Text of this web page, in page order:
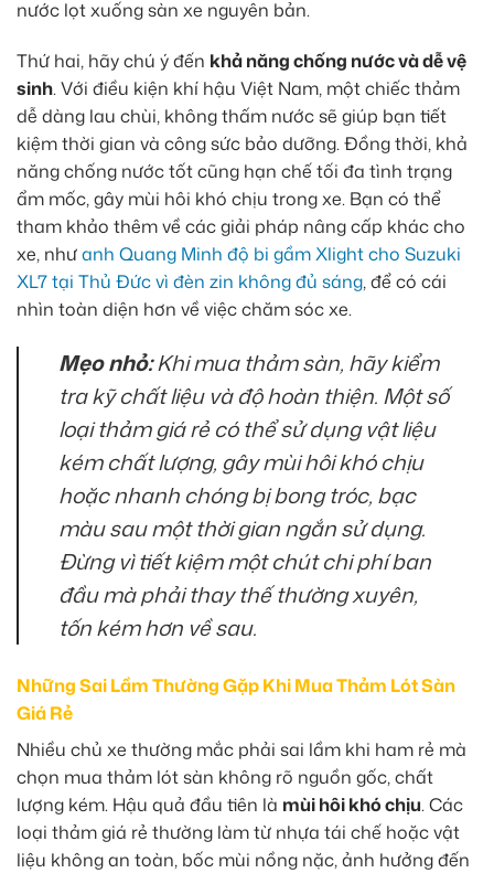
nước lọt xuống sàn xe nguyên bản.
Thứ hai, hãy chú ý đến khả năng chống nước và dễ vệ
sinh. Với điều kiện khí hậu Việt Nam, một chiếc thảm
dễ dàng lau chùi, không thấm nước sẽ giúp bạn tiết
kiệm thời gian và công sức bảo dưỡng. Đồng thời, khả
năng chống nước tốt cũng hạn chế tối đa tình trạng
ẩm mốc, gây mùi hôi khó chịu trong xe. Bạn có thể
tham khảo thêm về các giải pháp nâng cấp khác cho
xe, nhưanh Quang Minh độ bi gầm Xlight cho Suzuki
XL7 tại Thủ Đức vì đèn zin không đủ sáng, để có cái
nhìn toàn diện hơn về việc chăm sóc xe.
Mẹo nhỏ:Khi mua thảm sàn, hãy kiểm
tra kỹ chất liệu và độ hoàn thiện. Một số
loại thảm giá rẻ có thể sử dụng vật liệu
kém chất lượng, gây mùi hôi khó chịu
hoặc nhanh chóng bị bong tróc, bạc
màu sau một thời gian ngắn sử dụng.
Đừng vì tiết kiệm một chút chi phí ban
đầu mà phải thay thế thường xuyên,
tốn kém hơn về sau.
Những Sai Lầm Thường Gặp Khi Mua Thảm Lót Sàn
Giá Rẻ
Nhiều chủ xe thường mắc phải sai lầm khi ham rẻ mà
chọn mua thảm lót sàn không rõ nguồn gốc, chất
lượng kém. Hậu quả đầu tiên là mùi hôi khó chịu. Các
loại thảm giá rẻ thường làm từ nhựa tái chế hoặc vật
liệu không an toàn, bốc mùi nồng nặc, ảnh hưởng đến